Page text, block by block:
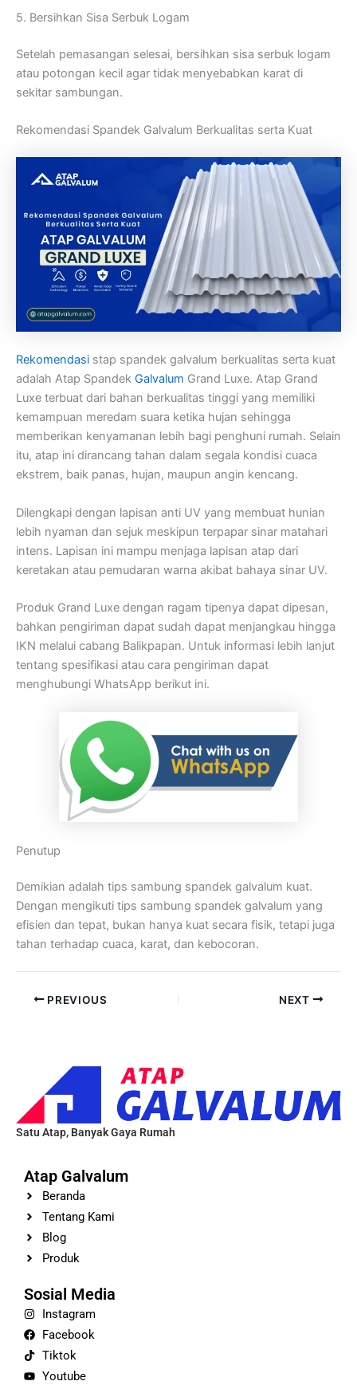
5. Bersihkan Sisa Serbuk Logam
Setelah pemasangan selesai, bersihkan sisa serbuk logam
atau potongan kecil agar tidak menyebabkan karat di
sekitar sambungan.
Rekomendasi Spandek Galvalum Berkualitas serta Kuat
Rekomendasi stap spandek galvalum berkualitas serta kuat
adalah Atap Spandek Galvalum Grand Luxe. Atap Grand
Luxe terbuat dari bahan berkualitas tinggi yang memiliki
kemampuan meredam suara ketika hujan sehingga
memberikan kenyamanan lebih bagi penghuni rumah. Selain
itu, atap ini dirancang tahan dalam segala kondisi cuaca
ekstrem, baik panas, hujan, maupun angin kencang.
Dilengkapi dengan lapisan anti UV yang membuat hunian
lebih nyaman dan sejuk meskipun terpapar sinar matahari
intens. Lapisan ini mampu menjaga lapisan atap dari
keretakan atau pemudaran warna akibat bahaya sinar UV.
Produk Grand Luxe dengan ragam tipenya dapat dipesan,
bahkan pengiriman dapat sudah dapat menjangkau hingga
IKN melalui cabang Balikpapan. Untuk informasi lebih lanjut
tentang spesifikasi atau cara pengiriman dapat
menghubungi WhatsApp berikut ini.
Penutup
Demikian adalah tips sambung spandek galvalum kuat.
Dengan mengikuti tips sambung spandek galvalum yang
efisien dan tepat, bukan hanya kuat secara fisik, tetapi juga
tahan terhadap cuaca, karat, dan kebocoran.
PREVIOUS NEXT
Satu Atap, Banyak Gaya Rumah
Atap Galvalum
Beranda
Tentang Kami
Blog
Produk
Sosial Media
Instagram
Facebook
Tiktok
Youtube